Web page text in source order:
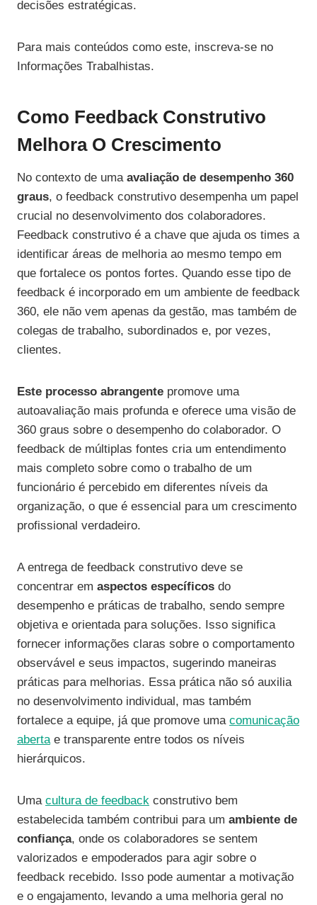
decisões estratégicas.
Para mais conteúdos como este, inscreva-se no
Informações Trabalhistas.
Como Feedback Construtivo
Melhora O Crescimento
No contexto de uma avaliação de desempenho 360
graus, o feedback construtivo desempenha um papel
crucial no desenvolvimento dos colaboradores.
Feedback construtivo é a chave que ajuda os times a
identificar áreas de melhoria ao mesmo tempo em
que fortalece os pontos fortes. Quando esse tipo de
feedback é incorporado em um ambiente de feedback
360, ele não vem apenas da gestão, mas também de
colegas de trabalho, subordinados e, por vezes,
clientes.
Este processo abrangente promove uma
autoavaliação mais profunda e oferece uma visão de
360 graus sobre o desempenho do colaborador. O
feedback de múltiplas fontes cria um entendimento
mais completo sobre como o trabalho de um
funcionário é percebido em diferentes níveis da
organização, o que é essencial para um crescimento
profissional verdadeiro.
A entrega de feedback construtivo deve se
concentrar em aspectos específicos do
desempenho e práticas de trabalho, sendo sempre
objetiva e orientada para soluções. Isso significa
fornecer informações claras sobre o comportamento
observável e seus impactos, sugerindo maneiras
práticas para melhorias. Essa prática não só auxilia
no desenvolvimento individual, mas também
fortalece a equipe, já que promove uma comunicação
abertae transparente entre todos os níveis
hierárquicos.
Uma cultura de feedback construtivo bem
estabelecida também contribui para um ambiente de
confiança, onde os colaboradores se sentem
valorizados e empoderados para agir sobre o
feedback recebido. Isso pode aumentar a motivação
e o engajamento, levando a uma melhoria geral no